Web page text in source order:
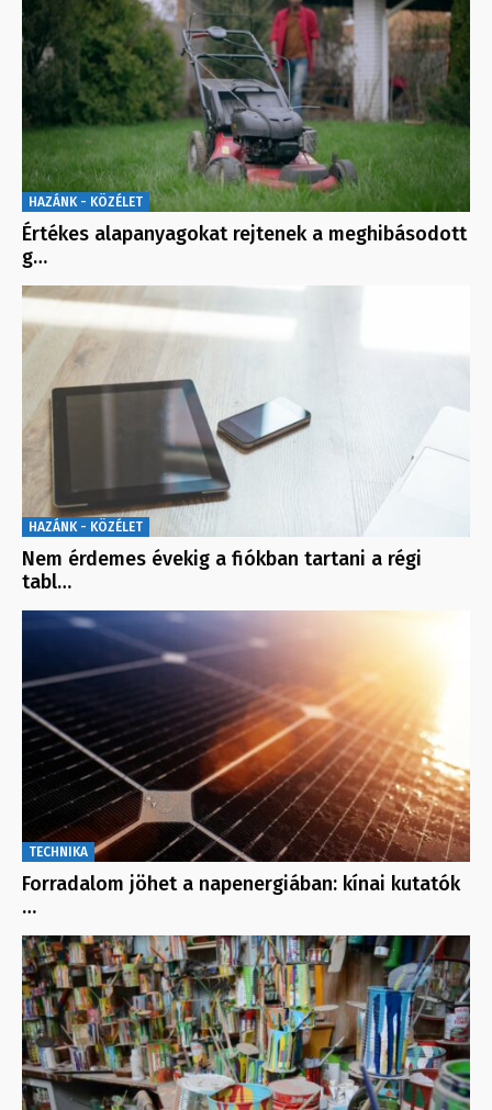
HAZÁNK - KÖZÉLET
Értékes alapanyagokat rejtenek a meghibásodott
g…
HAZÁNK - KÖZÉLET
Nem érdemes évekig a fiókban tartani a régi
tabl…
TECHNIKA
Forradalom jöhet a napenergiában: kínai kutatók
…